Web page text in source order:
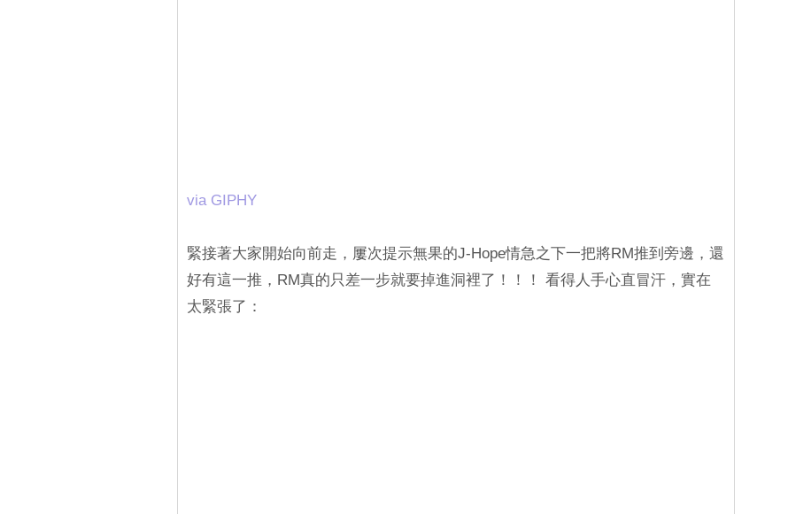
via GIPHY
緊接著大家開始向前走，屢次提示無果的J-Hope情急之下一把將RM推到旁邊，還
好有這一推，RM真的只差一步就要掉進洞裡了！！！ 看得人手心直冒汗，實在
太緊張了：